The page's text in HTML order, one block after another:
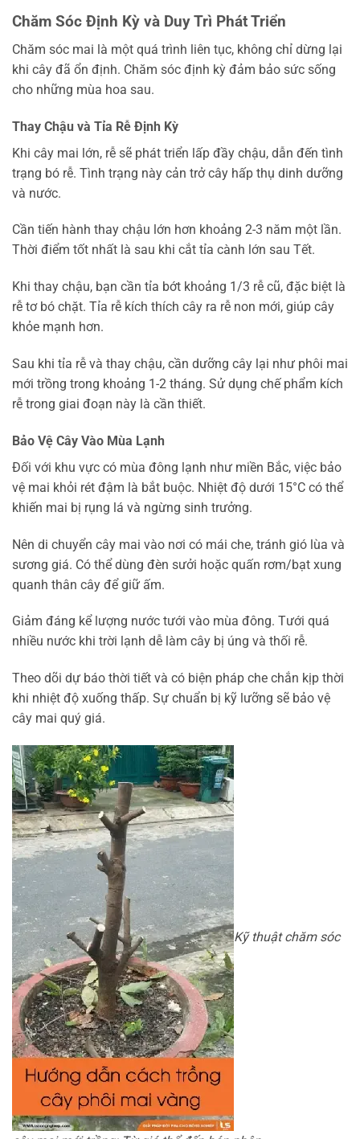
Chăm Sóc Định Kỳ và Duy Trì Phát Triển
Chăm sóc mai là một quá trình liên tục, không chỉ dừng lại
khi cây đã ổn định. Chăm sóc định kỳ đảm bảo sức sống
cho những mùa hoa sau.
Thay Chậu và Tỉa Rễ Định Kỳ
Khi cây mai lớn, rễ sẽ phát triển lấp đầy chậu, dẫn đến tình
trạng bó rễ. Tình trạng này cản trở cây hấp thụ dinh dưỡng
và nước.
Cần tiến hành thay chậu lớn hơn khoảng 2-3 năm một lần.
Thời điểm tốt nhất là sau khi cắt tỉa cành lớn sau Tết.
Khi thay chậu, bạn cần tỉa bớt khoảng 1/3 rễ cũ, đặc biệt là
rễ tơ bó chặt. Tỉa rễ kích thích cây ra rễ non mới, giúp cây
khỏe mạnh hơn.
Sau khi tỉa rễ và thay chậu, cần dưỡng cây lại như phôi mai
mới trồng trong khoảng 1-2 tháng. Sử dụng chế phẩm kích
rễ trong giai đoạn này là cần thiết.
Bảo Vệ Cây Vào Mùa Lạnh
Đối với khu vực có mùa đông lạnh như miền Bắc, việc bảo
vệ mai khỏi rét đậm là bắt buộc. Nhiệt độ dưới 15°C có thể
khiến mai bị rụng lá và ngừng sinh trưởng.
Nên di chuyển cây mai vào nơi có mái che, tránh gió lùa và
sương giá. Có thể dùng đèn sưởi hoặc quấn rơm/bạt xung
quanh thân cây để giữ ấm.
Giảm đáng kể lượng nước tưới vào mùa đông. Tưới quá
nhiều nước khi trời lạnh dễ làm cây bị úng và thối rễ.
Theo dõi dự báo thời tiết và có biện pháp che chắn kịp thời
khi nhiệt độ xuống thấp. Sự chuẩn bị kỹ lưỡng sẽ bảo vệ
cây mai quý giá.
Kỹ thuật chăm sóc